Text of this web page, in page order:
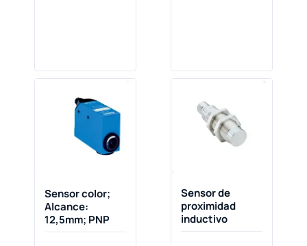
Sensor color;
Alcance:
12,5mm; PNP
Sensor de
proximidad
inductivo